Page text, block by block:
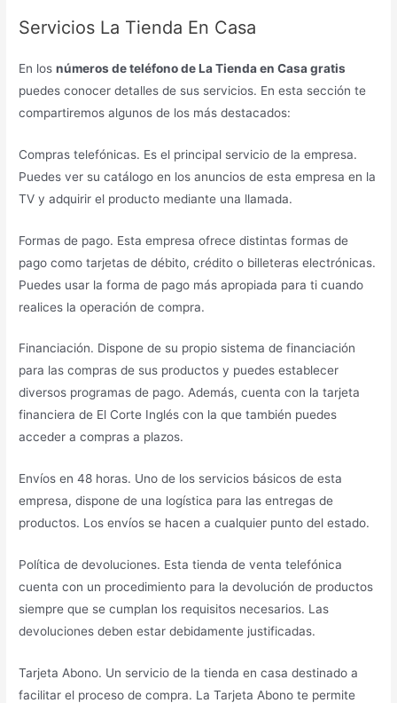
Servicios La Tienda En Casa
En losnúmeros de teléfono de La Tienda en Casa gratis
puedes conocer detalles de sus servicios. En esta sección te
compartiremos algunos de los más destacados:
Compras telefónicas. Es el principal servicio de la empresa.
Puedes ver su catálogo en los anuncios de esta empresa en la
TV y adquirir el producto mediante una llamada.
Formas de pago. Esta empresa ofrece distintas formas de
pago como tarjetas de débito, crédito o billeteras electrónicas.
Puedes usar la forma de pago más apropiada para ti cuando
realices la operación de compra.
Financiación. Dispone de su propio sistema de financiación
para las compras de sus productos y puedes establecer
diversos programas de pago. Además, cuenta con la tarjeta
financiera de El Corte Inglés con la que también puedes
acceder a compras a plazos.
Envíos en 48 horas. Uno de los servicios básicos de esta
empresa, dispone de una logística para las entregas de
productos. Los envíos se hacen a cualquier punto del estado.
Política de devoluciones. Esta tienda de venta telefónica
cuenta con un procedimiento para la devolución de productos
siempre que se cumplan los requisitos necesarios. Las
devoluciones deben estar debidamente justificadas.
Tarjeta Abono. Un servicio de la tienda en casa destinado a
facilitar el proceso de compra. La Tarjeta Abono te permite